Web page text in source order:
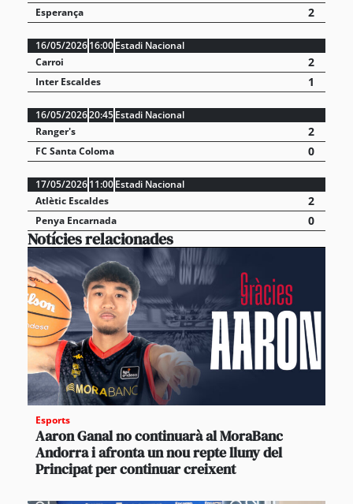
Esperança 2
16/05/202616:00Estadi Nacional
Carroi
2
Inter Escaldes 1
16/05/202620:45Estadi Nacional
Ranger's
2
FC Santa Coloma 0
17/05/202611:00Estadi Nacional
Atlètic Escaldes
2
Penya Encarnada 0
Notícies relacionades
Esports
Aaron Ganal no continuarà al MoraBanc
Andorra i afronta un nou repte lluny del
Principat per continuar creixent